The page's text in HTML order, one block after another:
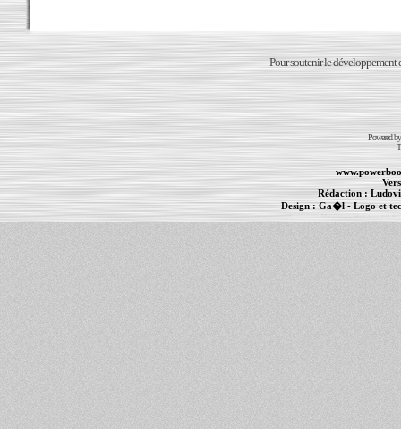
Pour soutenir le développement
Powered
Rédaction :
Design :Ga�l- Logo et
Informations :